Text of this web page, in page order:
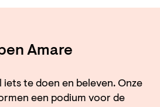
Amare
iets te doen en beleven. Onze
een podium voor de